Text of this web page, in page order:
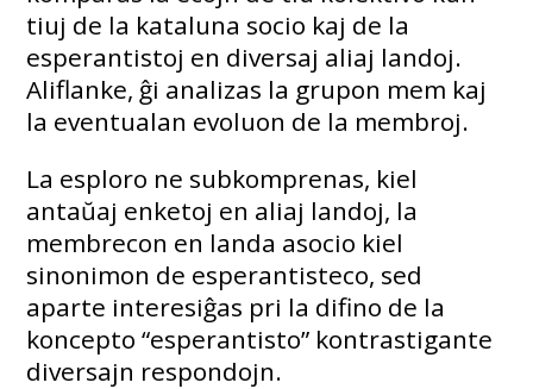
tiuj de la kataluna socio kaj de la
esperantistoj en diversaj aliaj landoj.
Aliflanke, ĝi analizas la grupon mem kaj
la eventualan evoluon de la membroj.
La esploro ne subkomprenas, kiel
antaŭaj enketoj en aliaj landoj, la
membrecon en landa asocio kiel
sinonimon de esperantisteco, sed
aparte interesiĝas pri la difino de la
koncepto “esperantisto” kontrastigante
diversajn respondojn.